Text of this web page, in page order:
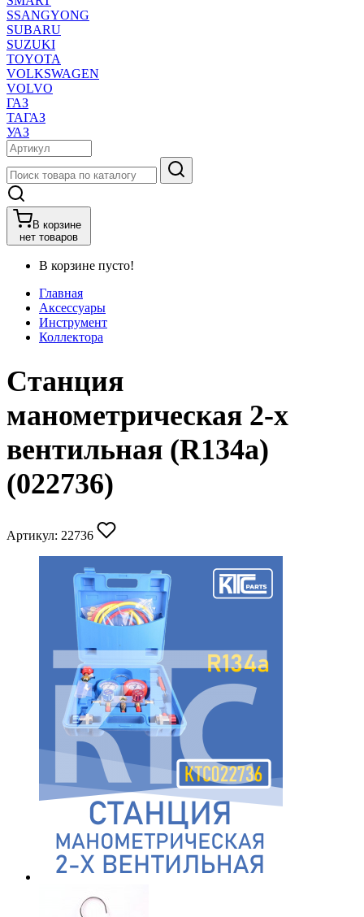
SSANGYONG
SUBARU
SUZUKI
TOYOTA
VOLKSWAGEN
VOLVO
ГАЗ
ТАГАЗ
УАЗ
В корзине
нет товаров
В корзине пусто!
Главная
Аксессуары
Инструмент
Коллектора
Станция
манометрическая 2-х
вентильная (R134a)
(022736)
Артикул: 22736